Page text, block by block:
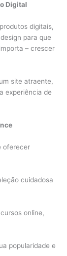
Digital
digitais,
para que
– crescer
site atraente,
experiência de
oferecer
cuidadosa
online,
popularidade e